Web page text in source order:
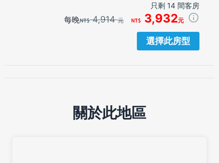
只剩 14 間客房
每晚 4,914元 3,932元
選擇此房型
關於此地區